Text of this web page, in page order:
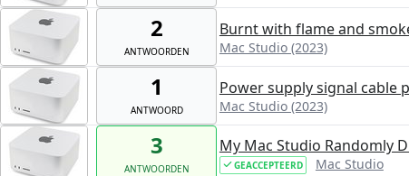
2
ANTWOORDEN
Burnt with flame and
Mac Studio (2023)
1
ANTWOORD
Power supply signal cable
Mac Studio (2023)
3
ANTWOORDEN
My Mac Studio Randomly
GEACCEPTEERD Mac Studio